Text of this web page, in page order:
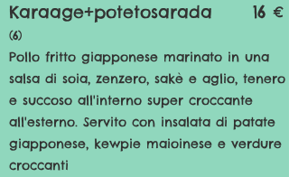
Karaage+potetosarada 16 €
(6)
Pollo fritto giapponese marinato in una
salsa di soia, zenzero, sakè e aglio, tenero
e succoso all'interno super croccante
all'esterno. Servito con insalata di patate
giapponese, kewpie maioinese e verdure
croccanti